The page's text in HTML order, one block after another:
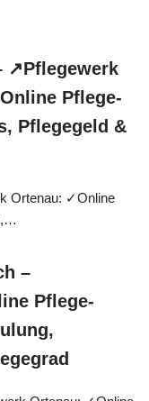
↗️Pflegewerk
Pflege-
Pflegegeld &
Ortenau: ✓Online
–
Pflege-